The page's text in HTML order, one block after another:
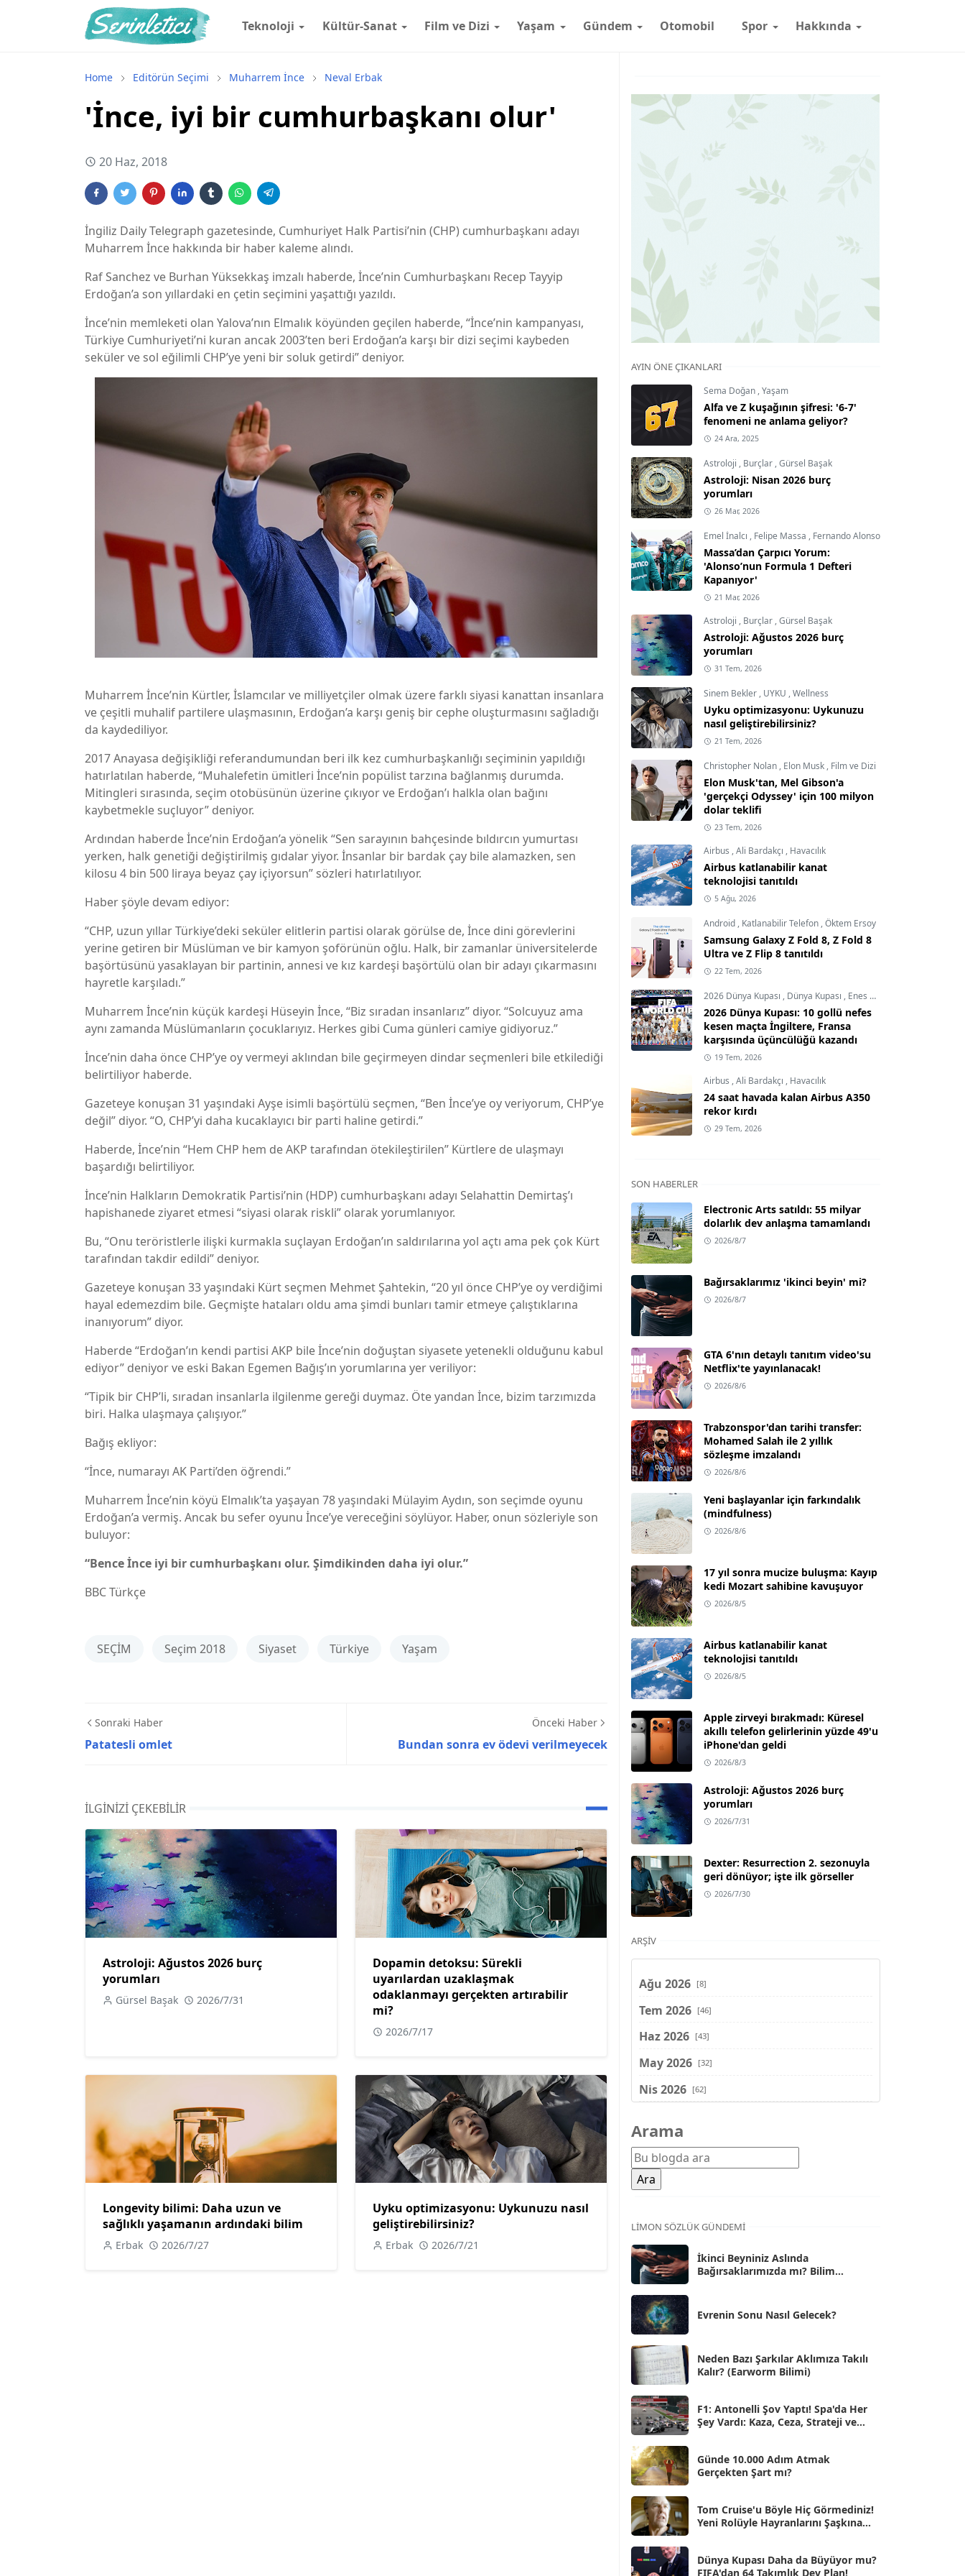
Teknoloji Kültür-Sanat Film ve Dizi Yaşam Gündem Otomobil Spor Hakkında
Home Editörün Seçimi Muharrem İnce Neval Erbak
'İnce, iyi bir cumhurbaşkanı olur'
20 Haz, 2018
İngiliz Daily Telegraph gazetesinde, Cumhuriyet Halk Partisi’nin (CHP) cumhurbaşkanı adayı
Muharrem İnce hakkında bir haber kaleme alındı.
Raf Sanchez ve Burhan Yüksekkaş imzalı haberde, İnce’nin Cumhurbaşkanı Recep Tayyip
Erdoğan’a son yıllardaki en çetin seçimini yaşattığı yazıldı.
İnce’nin memleketi olan Yalova’nın Elmalık köyünden geçilen haberde, “İnce’nin kampanyası,
Türkiye Cumhuriyeti’ni kuran ancak 2003’ten beri Erdoğan’a karşı bir dizi seçimi kaybeden
seküler ve sol eğilimli CHP’ye yeni bir soluk getirdi” deniyor.
Muharrem İnce’nin Kürtler, İslamcılar ve milliyetçiler olmak üzere farklı siyasi kanattan insanlara
ve çeşitli muhalif partilere ulaşmasının, Erdoğan’a karşı geniş bir cephe oluşturmasını sağladığı
da kaydediliyor.
2017 Anayasa değişikliği referandumundan beri ilk kez cumhurbaşkanlığı seçiminin yapıldığı
hatırlatılan haberde, “Muhalefetin ümitleri İnce’nin popülist tarzına bağlanmış durumda.
Mitingleri sırasında, seçim otobüsünün üzerine çıkıyor ve Erdoğan’ı halkla olan bağını
kaybetmekle suçluyor” deniyor.
Ardından haberde İnce’nin Erdoğan’a yönelik “Sen sarayının bahçesinde bıldırcın yumurtası
yerken, halk genetiği değiştirilmiş gıdalar yiyor. İnsanlar bir bardak çay bile alamazken, sen
kilosu 4 bin 500 liraya beyaz çay içiyorsun” sözleri hatırlatılıyor.
Haber şöyle devam ediyor:
“CHP, uzun yıllar Türkiye’deki seküler elitlerin partisi olarak görülse de, İnce dini görevlerini
yerine getiren bir Müslüman ve bir kamyon şoförünün oğlu. Halk, bir zamanlar üniversitelerde
başörtüsünü yasaklayan bir partinin, annesi ve kız kardeşi başörtülü olan bir adayı çıkarmasını
hayretle karşıladı.”
Muharrem İnce’nin küçük kardeşi Hüseyin İnce, “Biz sıradan insanlarız” diyor. “Solcuyuz ama
aynı zamanda Müslümanların çocuklarıyız. Herkes gibi Cuma günleri camiye gidiyoruz.”
İnce’nin daha önce CHP’ye oy vermeyi aklından bile geçirmeyen dindar seçmenleri bile etkilediği
belirtiliyor haberde.
Gazeteye konuşan 31 yaşındaki Ayşe isimli başörtülü seçmen, “Ben İnce’ye oy veriyorum, CHP’ye
değil” diyor. “O, CHP’yi daha kucaklayıcı bir parti haline getirdi.”
Haberde, İnce’nin “Hem CHP hem de AKP tarafından ötekileştirilen” Kürtlere de ulaşmayı
başardığı belirtiliyor.
İnce’nin Halkların Demokratik Partisi’nin (HDP) cumhurbaşkanı adayı Selahattin Demirtaş’ı
hapishanede ziyaret etmesi “siyasi olarak riskli” olarak yorumlanıyor.
Bu, “Onu teröristlerle ilişki kurmakla suçlayan Erdoğan’ın saldırılarına yol açtı ama pek çok Kürt
tarafından takdir edildi” deniyor.
Gazeteye konuşan 33 yaşındaki Kürt seçmen Mehmet Şahtekin, “20 yıl önce CHP’ye oy verdiğimi
hayal edemezdim bile. Geçmişte hataları oldu ama şimdi bunları tamir etmeye çalıştıklarına
inanıyorum” diyor.
Haberde “Erdoğan’ın kendi partisi AKP bile İnce’nin doğuştan siyasete yetenekli olduğunu kabul
ediyor” deniyor ve eski Bakan Egemen Bağış’ın yorumlarına yer veriliyor:
“Tipik bir CHP’li, sıradan insanlarla ilgilenme gereği duymaz. Öte yandan İnce, bizim tarzımızda
biri. Halka ulaşmaya çalışıyor.”
Bağış ekliyor:
“İnce, numarayı AK Parti’den öğrendi.”
Muharrem İnce’nin köyü Elmalık’ta yaşayan 78 yaşındaki Mülayim Aydın, son seçimde oyunu
Erdoğan’a vermiş. Ancak bu sefer oyunu İnce’ye vereceğini söylüyor. Haber, onun sözleriyle son
buluyor:
“Bence İnce iyi bir cumhurbaşkanı olur. Şimdikinden daha iyi olur.”
BBC Türkçe
SEÇİM Seçim 2018 Siyaset Türkiye Yaşam
Sonraki Haber
Patatesli omlet
Önceki Haber
Bundan sonra ev ödevi verilmeyecek
İLGINIZI ÇEKEBILIR
Astroloji: Ağustos 2026 burç
yorumları
Gürsel Başak 2026/7/31
Dopamin detoksu: Sürekli
uyarılardan uzaklaşmak
odaklanmayı gerçekten artırabilir
mi?
2026/7/17
Longevity bilimi: Daha uzun ve
sağlıklı yaşamanın ardındaki bilim
Erbak 2026/7/27
Uyku optimizasyonu: Uykunuzu nasıl
geliştirebilirsiniz?
Erbak 2026/7/21
AYIN ÖNE ÇIKANLARI
Sema Doğan ,Yaşam
Alfa ve Z kuşağının şifresi: '6-7'
fenomeni ne anlama geliyor?
24 Ara, 2025
Astroloji , Burçlar ,Gürsel Başak
Astroloji: Nisan 2026 burç
yorumları
26 Mar, 2026
Emel İnalcı , Felipe Massa , Fernando Alonso
Massa’dan Çarpıcı Yorum:
'Alonso’nun Formula 1 Defteri
Kapanıyor'
21 Mar, 2026
Astroloji , Burçlar ,Gürsel Başak
Astroloji: Ağustos 2026 burç
yorumları
31 Tem, 2026
Sinem Bekler , UYKU ,Wellness
Uyku optimizasyonu: Uykunuzu
nasıl geliştirebilirsiniz?
21 Tem, 2026
Christopher Nolan , Elon Musk , Film ve Dizi
Elon Musk'tan, Mel Gibson'a
'gerçekçi Odyssey' için 100 milyon
dolar teklifi
23 Tem, 2026
Airbus ,Ali Bardakçı , Havacılık
Airbus katlanabilir kanat
teknolojisi tanıtıldı
5 Ağu, 2026
Android , Katlanabilir Telefon ,Öktem Ersoy
Samsung Galaxy Z Fold 8, Z Fold 8
Ultra ve Z Flip 8 tanıtıldı
22 Tem, 2026
2026 Dünya Kupası , Dünya Kupası , Enes Demircioğlu
2026 Dünya Kupası: 10 gollü nefes
kesen maçta İngiltere, Fransa
karşısında üçüncülüğü kazandı
19 Tem, 2026
Airbus ,Ali Bardakçı , Havacılık
24 saat havada kalan Airbus A350
rekor kırdı
29 Tem, 2026
SON HABERLER
Electronic Arts satıldı: 55 milyar
dolarlık dev anlaşma tamamlandı
2026/8/7
Bağırsaklarımız 'ikinci beyin' mi?
2026/8/7
GTA 6'nın detaylı tanıtım video'su
Netflix'te yayınlanacak!
2026/8/6
Trabzonspor'dan tarihi transfer:
Mohamed Salah ile 2 yıllık
sözleşme imzalandı
2026/8/6
Yeni başlayanlar için farkındalık
(mindfulness)
2026/8/6
17 yıl sonra mucize buluşma: Kayıp
kedi Mozart sahibine kavuşuyor
2026/8/5
Airbus katlanabilir kanat
teknolojisi tanıtıldı
2026/8/5
Apple zirveyi bırakmadı: Küresel
akıllı telefon gelirlerinin yüzde 49'u
iPhone'dan geldi
2026/8/3
Astroloji: Ağustos 2026 burç
yorumları
2026/7/31
Dexter: Resurrection 2. sezonuyla
geri dönüyor; işte ilk görseller
2026/7/30
ARŞIV
Ağu 2026 [8]
Tem 2026 [46]
Haz 2026 [43]
May 2026 [32]
Nis 2026 [62]
Şub 2026
Oca 2026 [72]
Ara 2025
Kas 2025
Eki 2025
Eyl 2025 [56]
Ağu 2025
Tem 2025
Haz 2025
May 2025 [54]
Nis 2025 [56]
Mar 2025 [50]
Şub 2025 [57]
Oca 2025
Ara 2024 [25]
Kas 2024
Eki 2024 [46]
Arama
LIMON SÖZLÜK GÜNDEMI
İkinci Beyniniz Aslında
Bağırsaklarımızda mı? Bilim
Evrenin Sonu Nasıl Gelecek?
Neden Bazı Şarkılar Aklımıza Takılı
Kalır? (Earworm Bilimi)
F1: Antonelli Şov Yaptı! Spa'da Her
Şey Vardı: Kaza, Ceza, Strateji ve
Günde 10.000 Adım Atmak
Gerçekten Şart mı?
Tom Cruise'u Böyle Hiç Görmediniz!
Yeni Rolüyle Hayranlarını Şaşkına
Dünya Kupası Daha da Büyüyor mu?
FIFA'dan 64 Takımlık Dev Plan!